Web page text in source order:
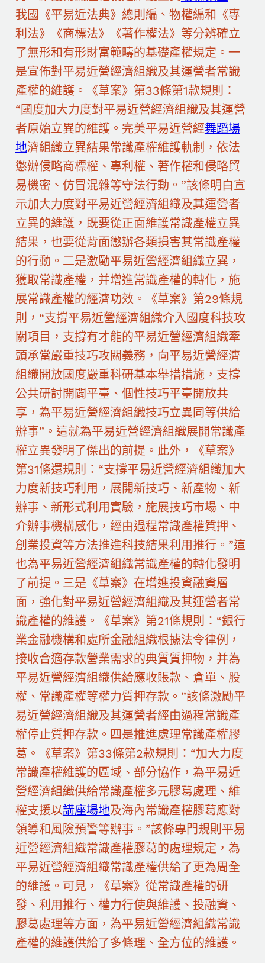
我國《平易近法典》總則編、物權編和《專
利法》《商標法》《著作權法》等分辨確立
了無形和有形財富範疇的基礎產權規定。一
是宣佈對平易近營經濟組織及其運營者常識
產權的維護。《草案》第33條第1款規則：
“國度加大力度對平易近營經濟組織及其運營
者原始立異的維護。完美平易近營經舞蹈場
地濟組織立異結果常識產權維護軌制，依法
懲辦侵略商標權、專利權、著作權和侵略貿
易機密、仿冒混雜等守法行動。”該條明白宣
示加大力度對平易近營經濟組織及其運營者
立異的維護，既要從正面維護常識產權立異
結果，也要從背面懲辦各類損害其常識產權
的行動。二是激勵平易近營經濟組織立異，
獲取常識產權，并增進常識產權的轉化，施
展常識產權的經濟功效。《草案》第29條規
則，“支撐平易近營經濟組織介入國度科技攻
關項目，支撐有才能的平易近營經濟組織牽
頭承當嚴重技巧攻關義務，向平易近營經濟
組織開放國度嚴重科研基本舉措措施，支撐
公共研討開闢平臺、個性技巧平臺開放共
享，為平易近營經濟組織技巧立異同等供給
辦事”。這就為平易近營經濟組織展開常識產
權立異發明了傑出的前提。此外，《草案》
第31條還規則：“支撐平易近營經濟組織加大
力度新技巧利用，展開新技巧、新產物、新
辦事、新形式利用實驗，施展技巧市場、中
介辦事機構感化，經由過程常識產權質押、
創業投資等方法推進科技結果利用推行。”這
也為平易近營經濟組織常識產權的轉化發明
了前提。三是《草案》在增進投資融資層
面，強化對平易近營經濟組織及其運營者常
識產權的維護。《草案》第21條規則：“銀行
業金融機構和處所金融組織根據法令律例，
接收合適存款營業需求的典質質押物，并為
平易近營經濟組織供給應收賬款、倉單、股
權、常識產權等權力質押存款。”該條激勵平
易近營經濟組織及其運營者經由過程常識產
權停止質押存款。四是推進處理常識產權膠
葛。《草案》第33條第2款規則：“加大力度
常識產權維護的區域、部分協作，為平易近
營經濟組織供給常識產權多元膠葛處理、維
權支援以講座場地及海內常識產權膠葛應對
領導和風險預警等辦事。”該條專門規則平易
近營經濟組織常識產權膠葛的處理規定，為
平易近營經濟組織常識產權供給了更為周全
的維護。可見，《草案》從常識產權的研
發、利用推行、權力行使與維護、投融資、
膠葛處理等方面，為平易近營經濟組織常識
產權的維護供給了多條理、全方位的維護。